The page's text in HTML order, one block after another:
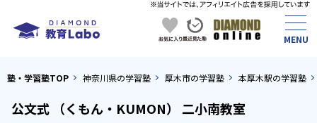
塾・学習塾TOP 神奈川県の学習塾 厚木市の学習塾 本厚木駅の学習塾
公文式 （くもん・KUMON） 二小南教室